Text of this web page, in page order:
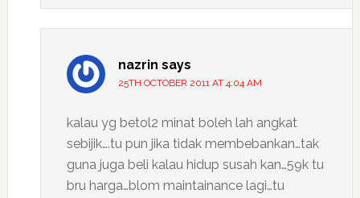
nazrin says
25TH OCTOBER 2011 AT 4:04 AM
kalau yg betol2 minat boleh lah angkat
sebijik….tu pun jika tidak membebankan…tak
guna juga beli kalau hidup susah kan…59k tu
bru harga…blom maintainance lagi…tu